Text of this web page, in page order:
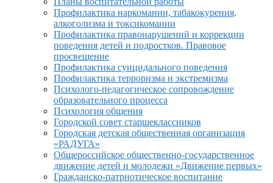
Профилактика наркомании, табакокурения,
алкоголизма и токсикомании
Профилактика правонарушений и коррекции
поведения детей и подростков. Правовое
просвещение
Профилактика суицидального поведения
Профилактика терроризма и экстремизма
Психолого-педагогическое сопровождение
образовательного процесса
Психология общения
Городской совет старшеклассников
Городская детская общественная организация
«РАДУГА»
Общероссийское общественно-государственное
движение детей и молодежи «Движение первых»
Гражданско-патриотическое воспитание